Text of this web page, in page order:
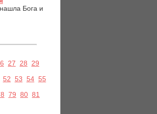
Бога и
27 28
29
52 53 54 55
79 80 81